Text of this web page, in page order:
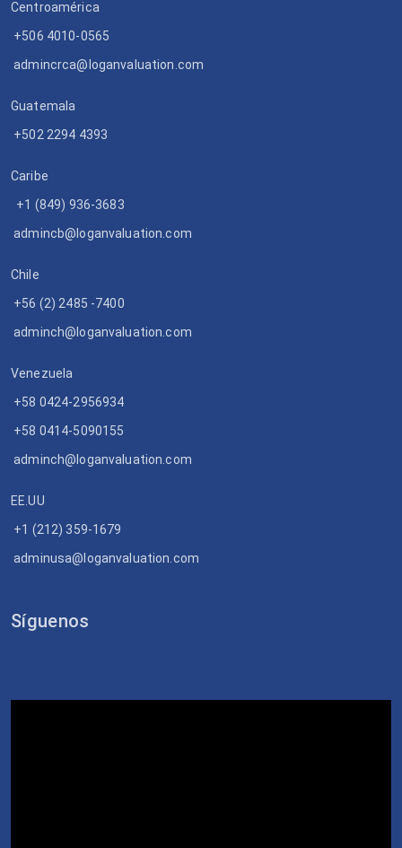
Centroamérica
+506 4010-0565
admincrca@loganvaluation.com
Guatemala
+502 2294 4393
Caribe
+1 (849) 936-3683
admincb@loganvaluation.com
Chile
+56 (2) 2485 -7400
adminch@loganvaluation.com
Venezuela
+58 0424-2956934
+58 0414-5090155
adminch@loganvaluation.com
EE.UU
+1 (212) 359-1679
adminusa@loganvaluation.com
Síguenos